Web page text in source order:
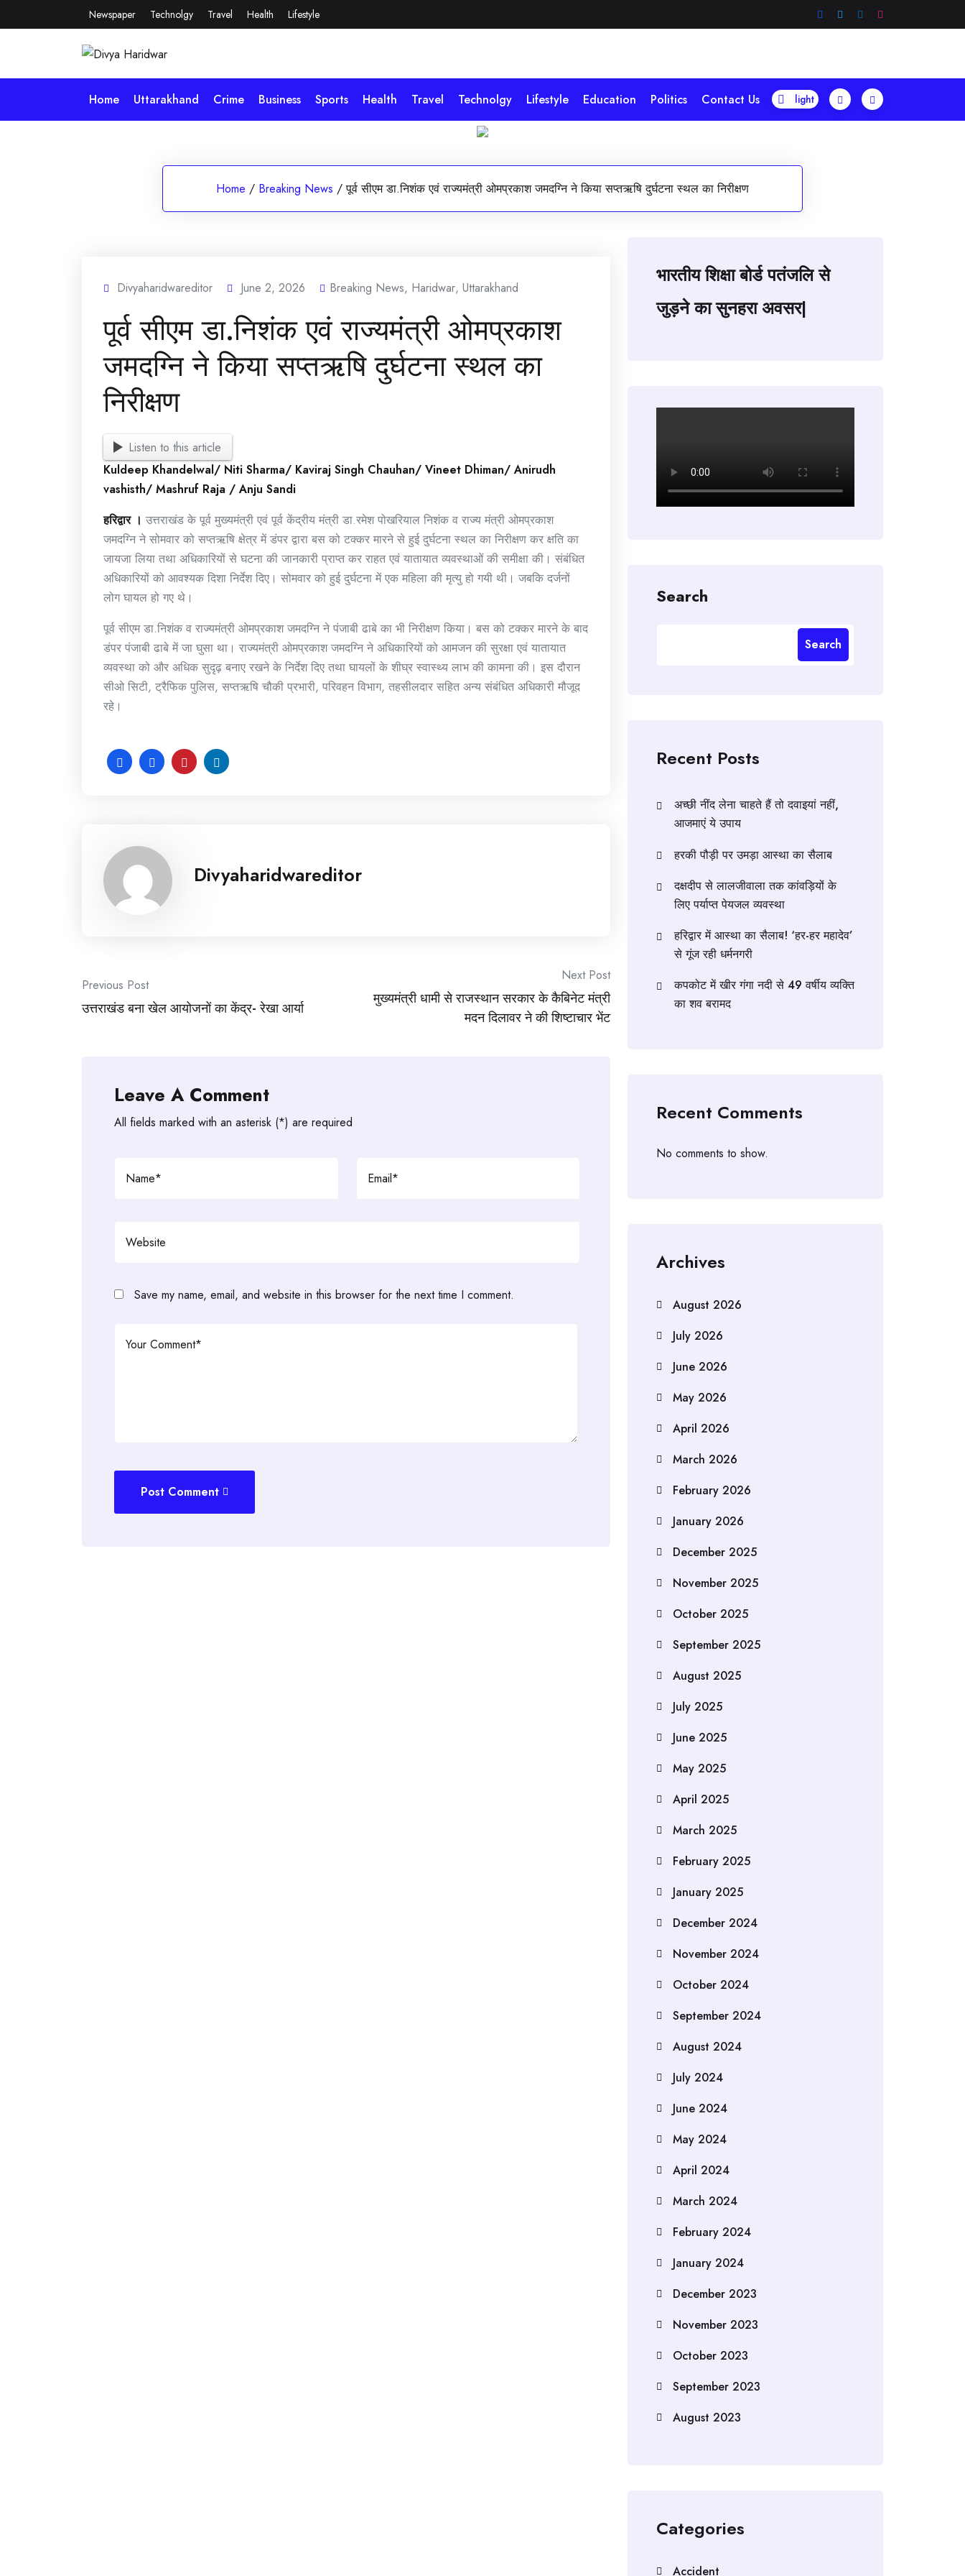
to
Newspaper Technolgy Travel Health Lifestyle
Home Uttarakhand Crime Business Sports Health Travel Technolgy Lifestyle Education Politics Contact Us
Home / Breaking News / पूर्व सीएम डा.निशंक एवं राज्यमंत्री ओमप्रकाश जमदग्नि ने किया सप्तऋषि दुर्घटना स्थल का निरीक्षण
Divyaharidwareditor June 2, 2026 Breaking News, Haridwar, Uttarakhand
पूर्व सीएम डा.निशंक एवं राज्यमंत्री ओमप्रकाश
जमदग्नि ने किया सप्तऋषि दुर्घटना स्थल का
निरीक्षण
Listen to this article
Kuldeep Khandelwal/ Niti Sharma/ Kaviraj Singh Chauhan/ Vineet Dhiman/ Anirudh
vashisth/ Mashruf Raja / Anju Sandi
हरिद्वार । उत्तराखंड के पूर्व मुख्यमंत्री एवं पूर्व केंद्रीय मंत्री डा.रमेश पोखरियाल निशंक व राज्य मंत्री ओमप्रकाश
जमदग्नि ने सोमवार को सप्तऋषि क्षेत्र में डंपर द्वारा बस को टक्कर मारने से हुई दुर्घटना स्थल का निरीक्षण कर क्षति का
जायजा लिया तथा अधिकारियों से घटना की जानकारी प्राप्त कर राहत एवं यातायात व्यवस्थाओं की समीक्षा की। संबंधित
अधिकारियों को आवश्यक दिशा निर्देश दिए। सोमवार को हुई दुर्घटना में एक महिला की मृत्यु हो गयी थी। जबकि दर्जनों
लोग घायल हो गए थे।
पूर्व सीएम डा.निशंक व राज्यमंत्री ओमप्रकाश जमदग्नि ने पंजाबी ढाबे का भी निरीक्षण किया। बस को टक्कर मारने के बाद
डंपर पंजाबी ढाबे में जा घुसा था। राज्यमंत्री ओमप्रकाश जमदग्नि ने अधिकारियों को आमजन की सुरक्षा एवं यातायात
व्यवस्था को और अधिक सुदृढ़ बनाए रखने के निर्देश दिए तथा घायलों के शीघ्र स्वास्थ्य लाभ की कामना की। इस दौरान
सीओ सिटी, ट्रैफिक पुलिस, सप्तऋषि चौकी प्रभारी, परिवहन विभाग, तहसीलदार सहित अन्य संबंधित अधिकारी मौजूद
रहे।
Divyaharidwareditor
Post
navigation
Previous Post
उत्तराखंड बना खेल आयोजनों का केंद्र- रेखा आर्या
Next Post
मुख्यमंत्री धामी से राजस्थान सरकार के कैबिनेट मंत्री
मदन दिलावर ने की शिष्टाचार भेंट
Leave A Comment
All fields marked with an asterisk (*) are required
Save my name, email, and website in this browser for the next time I comment.
Post Comment
भारतीय शिक्षा बोर्ड पतंजलि से
जुड़ने का सुनहरा अवसर|
Search
Search
Recent Posts
अच्छी नींद लेना चाहते हैं तो दवाइयां नहीं,
आजमाएं ये उपाय
हरकी पौड़ी पर उमड़ा आस्था का सैलाब
दक्षदीप से लालजीवाला तक कांवड़ियों के
लिए पर्याप्त पेयजल व्यवस्था
हरिद्वार में आस्था का सैलाब! ‘हर-हर महादेव’
से गूंज रही धर्मनगरी
कपकोट में खीर गंगा नदी से 49 वर्षीय व्यक्ति
का शव बरामद
Recent Comments
No comments to show.
Archives
August 2026
July 2026
June 2026
May 2026
April 2026
March 2026
February 2026
January 2026
December 2025
November 2025
October 2025
September 2025
August 2025
July 2025
June 2025
May 2025
April 2025
March 2025
February 2025
January 2025
December 2024
November 2024
October 2024
September 2024
August 2024
July 2024
June 2024
May 2024
April 2024
March 2024
February 2024
January 2024
December 2023
November 2023
October 2023
September 2023
August 2023
Categories
Accident